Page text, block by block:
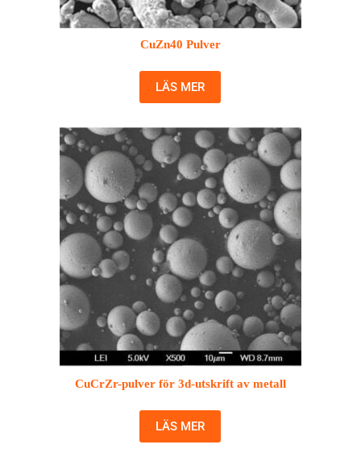
CuZn40 Pulver
LÄS MER
CuCrZr-pulver för 3d-utskrift av metall
LÄS MER